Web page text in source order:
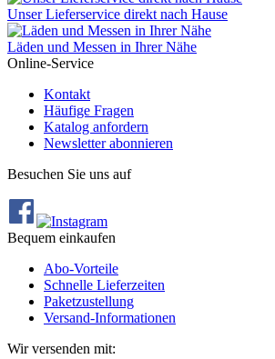
Unser Lieferservice direkt nach Hause
Läden und Messen in Ihrer Nähe
Online-Service
Kontakt
Häufige Fragen
Katalog anfordern
Newsletter abonnieren
Besuchen Sie uns auf
Bequem einkaufen
Abo‐Vorteile
Schnelle Lieferzeiten
Paketzustellung
Versand‐Informationen
Wir versenden mit: